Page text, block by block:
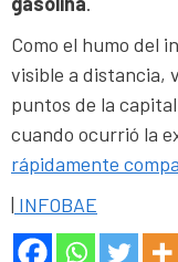
Como el humo del
visible a distancia,
puntos de la
cuando ocurrió la
rápidamente
| INFOBAE